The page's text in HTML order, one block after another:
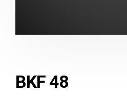
BKF 48